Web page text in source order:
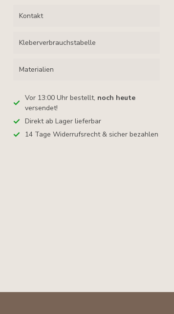
Kontakt
Kleberverbrauchstabelle
Materialien
Vor 13:00 Uhr bestellt, noch heute
versendet!
Direkt ab Lager lieferbar
14 Tage Widerrufsrecht & sicher bezahlen